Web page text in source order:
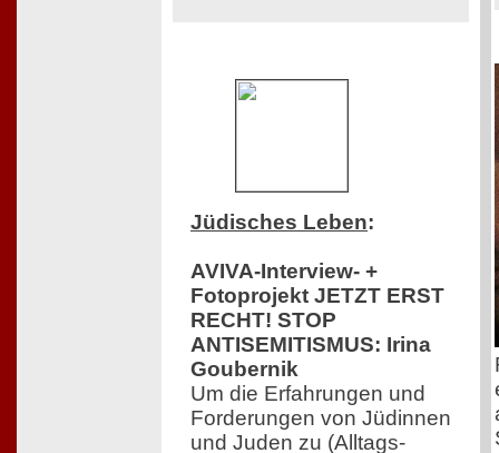
Jüdisches Leben:
AVIVA-Interview- +
Fotoprojekt JETZT ERST
RECHT! STOP
ANTISEMITISMUS: Irina
Goubernik
Um die Erfahrungen und
Forderungen von Jüdinnen
und Juden zu (Alltags-